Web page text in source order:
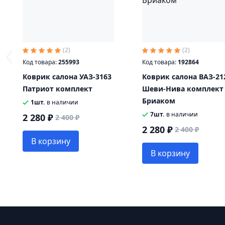
(2)
Код товара:255993
Коврик салона УАЗ-3163
Патриот комплект
1шт. в наличии
2 280 ₽ 2 400 ₽
В корзину
(2)
Код товара: 192864
Коврик салона ВАЗ-
Шеви-Нива комплект
Бриаком
7шт. в наличии
2 280 ₽ 2 400 ₽
В корзину